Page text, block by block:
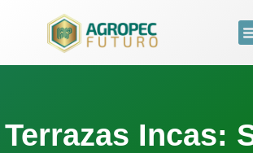
conteúdo
Terrazas Incas: